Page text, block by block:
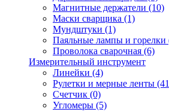
Магнитные держатели (10)
Маски сварщика (1)
Мундштуки (1)
Паяльные лампы и горелки
Проволока сварочная (6)
Измерительный инструмент
Линейки (4)
Рулетки и мерные ленты
Счетчик (0)
Угломеры (5)